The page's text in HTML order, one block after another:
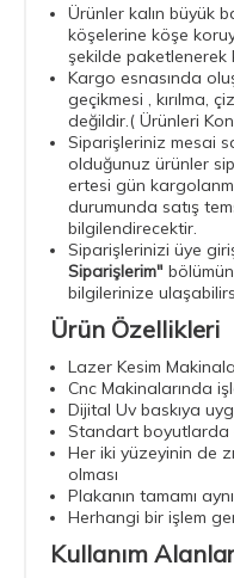
Ürünler kalın büyük
köşelerine köşe
şekilde paketlenerek
Kargo esnasında
geçikmesi , kırılma,
değildir.( Ürünleri
Siparişleriniz mesai
olduğunuz ürünler
ertesi gün
durumunda satış
bilgilendirecektir.
Siparişlerinizi üye
Siparişlerim"
bilgilerinize
Ürün Özellikleri
Lazer Kesim
Cnc Makinalarında
Dijital Uv baskıya
Standart boyutlarda
Her iki yüzeyinin de
olması
Plakanın tamamı
Herhangi bir işlem
Kullanım